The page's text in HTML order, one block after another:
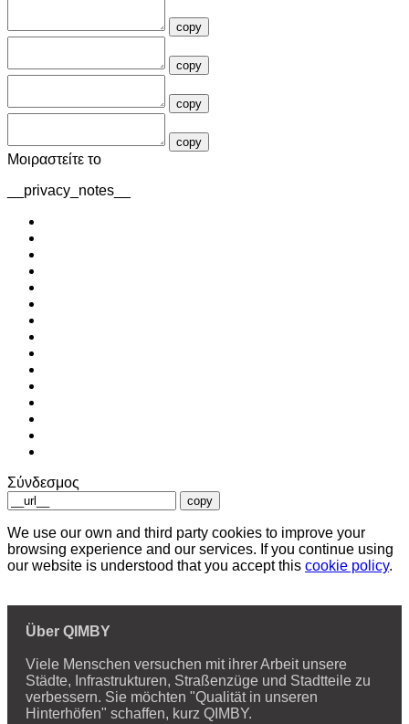
copy
copy
copy
copy
Μοιραστείτε το
__privacy_notes__
Σύνδεσμος
copy
We use our own and third party cookies to improve your
browsing experience and our services. If you continue using
our website is understood that you accept this cookie policy.
Über QIMBY
Viele Menschen versuchen mit ihrer Arbeit unsere
Städte, Infrastrukturen, Straßenzüge und Stadtteile zu
verbessern. Sie möchten "Qualität in unseren
Hinterhöfen" schaffen, kurz QIMBY.